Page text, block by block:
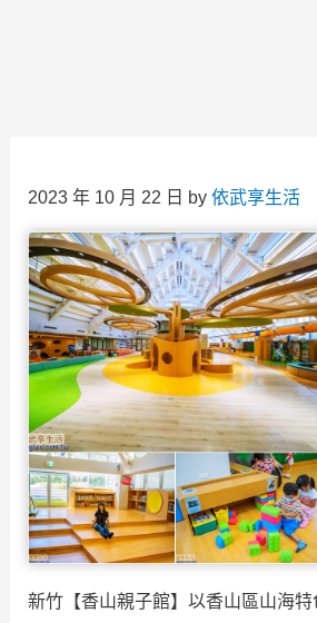
2023 年 10 月 22 日 by 依武享生活
新竹【香山親子館】以香山區山海